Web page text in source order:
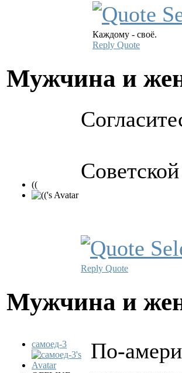
Каждому - своё.
Reply Quote
Мужчина и
((
Reply Quote
Мужчина и
самоед-3
По-